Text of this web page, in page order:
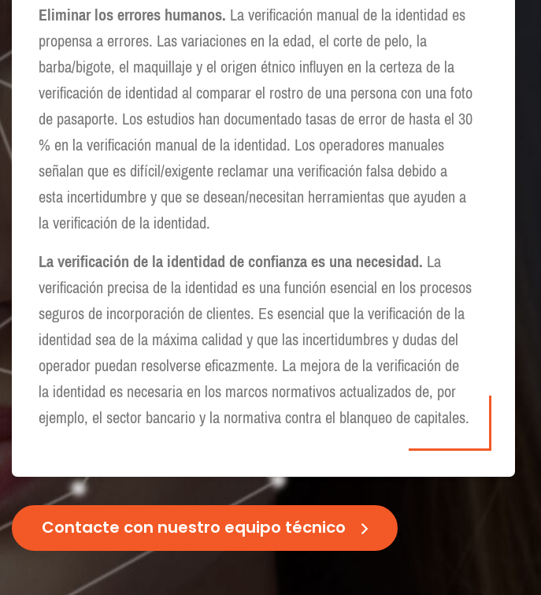
Eliminar los errores humanos.La verificación manual de la identidad es
propensa a errores. Las variaciones en la edad, el corte de pelo, la
barba/bigote, el maquillaje y el origen étnico influyen en la certeza de la
verificación de identidad al comparar el rostro de una persona con una foto
de pasaporte. Los estudios han documentado tasas de error de hasta el 30
% en la verificación manual de la identidad. Los operadores manuales
señalan que es difícil/exigente reclamar una verificación falsa debido a
esta incertidumbre y que se desean/necesitan herramientas que ayuden a
la verificación de la identidad.
La verificación de la identidad de confianza es una necesidad.La
verificación precisa de la identidad es una función esencial en los procesos
seguros de incorporación de clientes. Es esencial que la verificación de la
identidad sea de la máxima calidad y que las incertidumbres y dudas del
operador puedan resolverse eficazmente. La mejora de la verificación de
la identidad es necesaria en los marcos normativos actualizados de, por
ejemplo, el sector bancario y la normativa contra el blanqueo de capitales.
Contacte con nuestro equipo técnico